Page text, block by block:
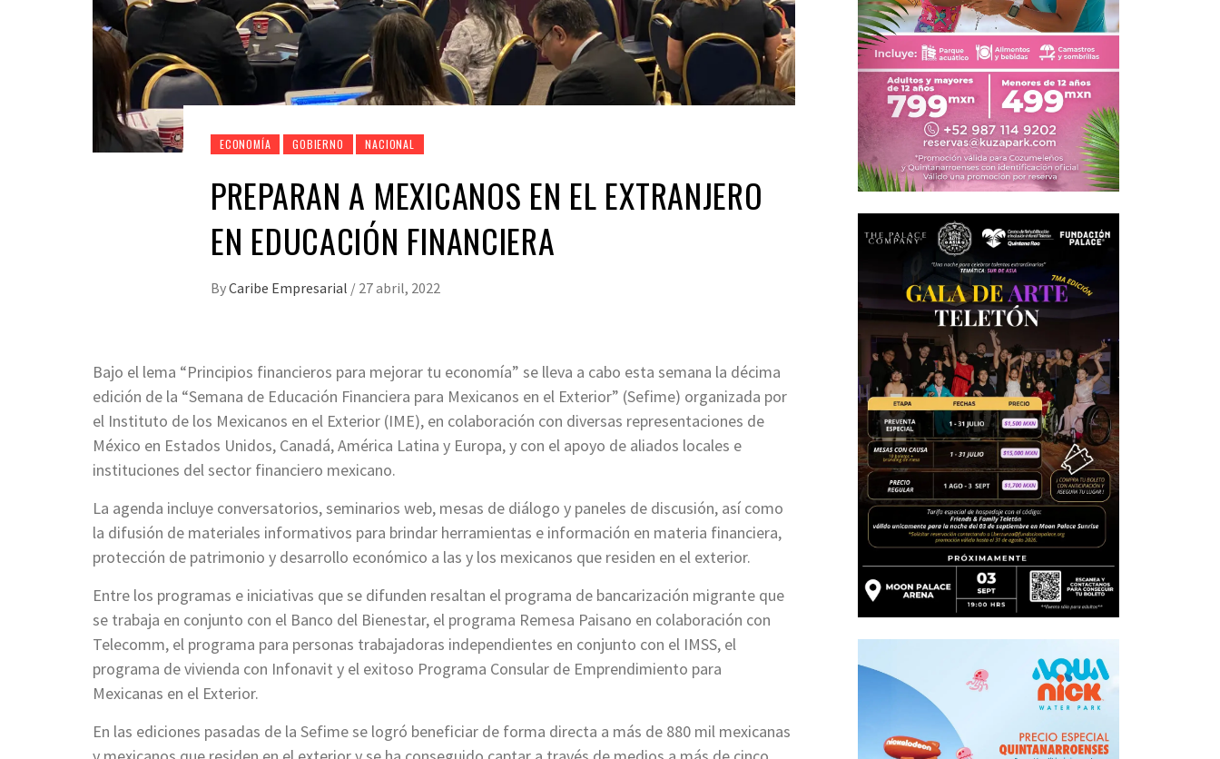
ECONOMÍA GOBIERNO NACIONAL
PREPARAN A MEXICANOS EN EL EXTRANJERO
EN EDUCACIÓN FINANCIERA
ByCaribe Empresarial / 27 abril, 2022
Bajo el lema “Principios financieros para mejorar tu economía” se lleva a cabo esta semana la décima
edición de la “Semana de Educación Financiera para Mexicanos en el Exterior” (Sefime) organizada por
el Instituto de los Mexicanos en el Exterior (IME), en colaboración con diversas representaciones de
México en Estados Unidos, Canadá, América Latina y Europa, y con el apoyo de aliados locales e
instituciones del sector financiero mexicano.
La agenda incluye conversatorios, seminarios web, mesas de diálogo y paneles de discusión, así como
la difusión de materiales informativos para brindar herramientas e información en materia financiera,
protección de patrimonio y desarrollo económico a las y los mexicanos que residen en el exterior.
Entre los programas e iniciativas que se difunden resaltan el programa de bancarización migrante que
se trabaja en conjunto con el Banco del Bienestar, el programa Remesa Paisano en colaboración con
Telecomm, el programa para personas trabajadoras independientes en conjunto con el IMSS, el
programa de vivienda con Infonavit y el exitoso Programa Consular de Emprendimiento para
Mexicanas en el Exterior.
En las ediciones pasadas de la Sefime se logró beneficiar de forma directa a más de 880 mil mexicanas